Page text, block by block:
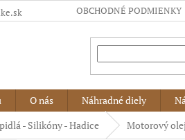
OBCHODNÉ PODMIENKY
O nás Náhradné diely
- Silikóny - Hadice Motorový